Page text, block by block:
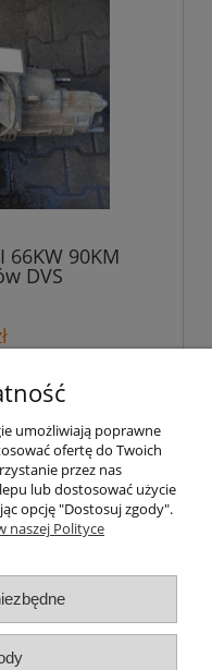
66KW 90KM
DVS
umożliwiają poprawne
ofertę do Twoich
przez nas
lub dostosować użycie
opcję "Dostosuj zgody".
naszej Polityce